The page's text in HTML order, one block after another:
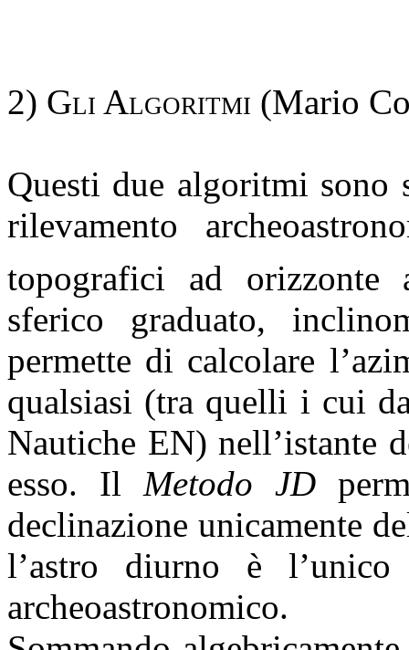
2) Gli Algoritmi (Mario
Questi due algoritmi sono
rilevamento
topografici ad orizzonte
sferico graduato,
permette di calcolare
qualsiasi (tra quelli i cui
Nautiche EN) nell’istante
esso. Il Metodo JD
declinazione unicamente
l’astro diurno è
archeoastronomico.